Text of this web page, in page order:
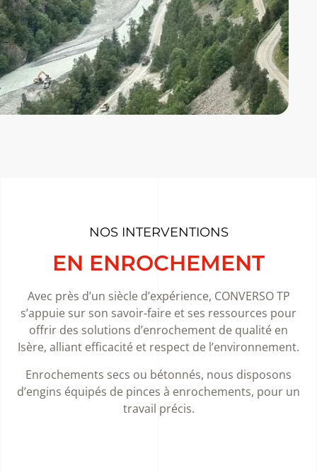
NOS INTERVENTIONS
EN ENROCHEMENT
Avec près d’un siècle d’expérience, CONVERSO TP
s’appuie sur son savoir-faire et ses ressources pour
offrir des solutions d’enrochement de qualité en
Isère, alliant efficacité et respect de l’environnement.
Enrochements secs ou bétonnés, nous disposons
d’engins équipés de pinces à enrochements, pour un
travail précis.